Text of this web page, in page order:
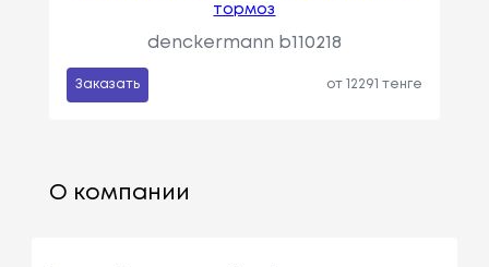
тормоз
denckermann b110218
Заказать от 12291 тенге
О компании